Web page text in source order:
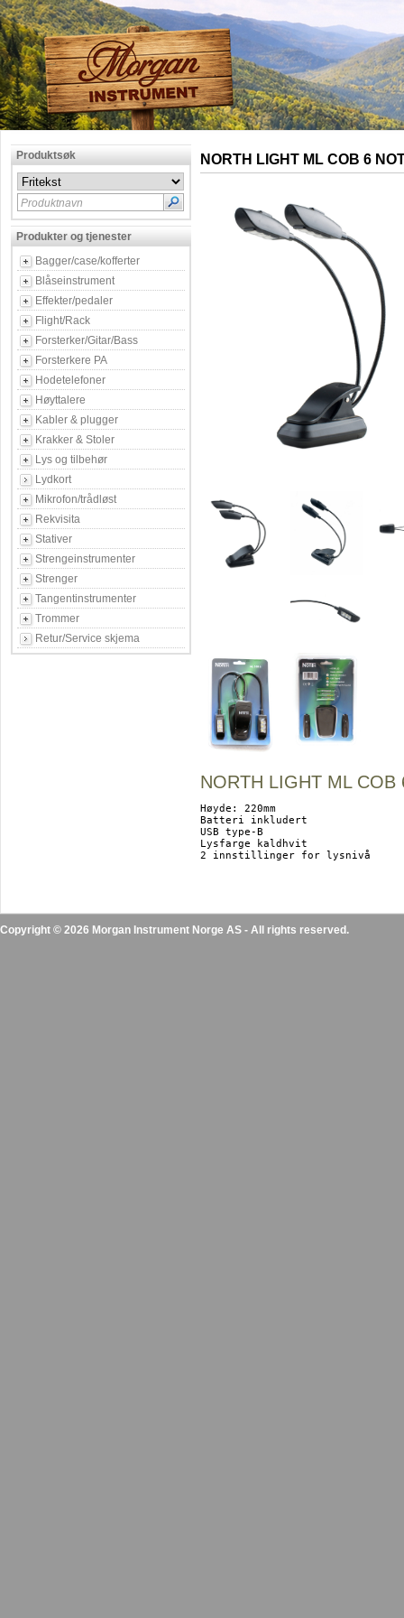
Produktsøk
Produktnavn
Produkter og tjenester
Bagger/case/kofferter
Blåseinstrument
Effekter/pedaler
Flight/Rack
Forsterker/Gitar/Bass
Forsterkere PA
Hodetelefoner
Høyttalere
Kabler & plugger
Krakker & Stoler
Lys og tilbehør
Lydkort
Mikrofon/trådløst
Rekvisita
Stativer
Strengeinstrumenter
Strenger
Tangentinstrumenter
Trommer
Retur/Service skjema
NORTH LIGHT ML COB 6
NORTH LIGHT ML COB
Høyde: 220mm
Batteri inkludert
USB type-B
Lysfarge kaldhvit
2 innstillinger for lysnivå
Copyright © 2026 Morgan Instrument Norge AS - All rights reserved.